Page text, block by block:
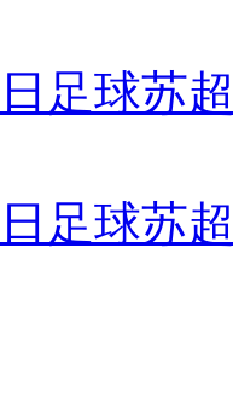
足球苏
足球苏